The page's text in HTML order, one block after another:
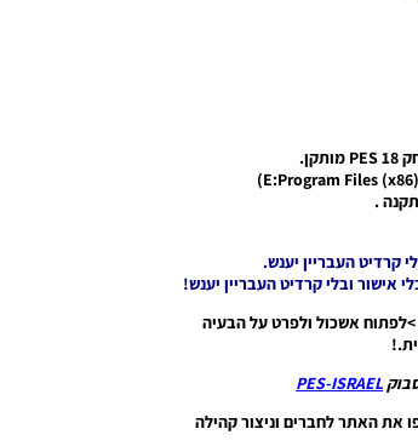
אשכול ולפרט על הבעיה
PES-ISRAEL
את האתר לחברים וניצור קהילה